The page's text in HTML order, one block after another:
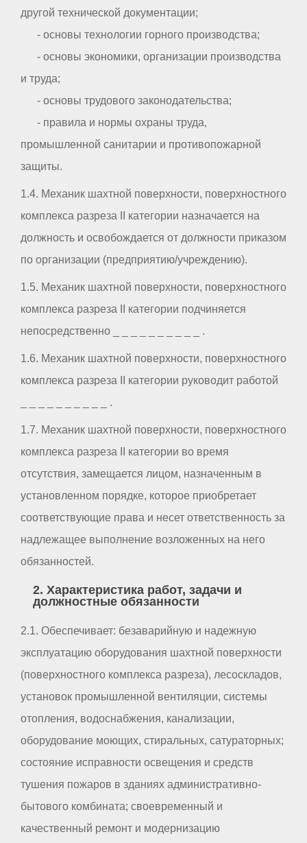
другой технической документации;
- основы технологии горного производства;
- основы экономики, организации производства
и труда;
- основы трудового законодательства;
- правила и нормы охраны труда,
промышленной санитарии и противопожарной
защиты.
1.4. Механик шахтной поверхности, поверхностного
комплекса разреза II категории назначается на
должность и освобождается от должности приказом
по организации (предприятию/учреждению).
1.5. Механик шахтной поверхности, поверхностного
комплекса разреза II категории подчиняется
непосредственно _ _ _ _ _ _ _ _ _ _ .
1.6. Механик шахтной поверхности, поверхностного
комплекса разреза II категории руководит работой
_ _ _ _ _ _ _ _ _ _ .
1.7. Механик шахтной поверхности, поверхностного
комплекса разреза II категории во время
отсутствия, замещается лицом, назначенным в
установленном порядке, которое приобретает
соответствующие права и несет ответственность за
надлежащее выполнение возложенных на него
обязанностей.
2. Характеристика работ, задачи и
должностные обязанности
2.1. Обеспечивает: безаварийную и надежную
эксплуатацию оборудования шахтной поверхности
(поверхностного комплекса разреза), лесоскладов,
установок промышленной вентиляции, системы
отопления, водоснабжения, канализации,
оборудование моющих, стиральных, сатураторных;
состояние исправности освещения и средств
тушения пожаров в зданиях административно-
бытового комбината; своевременный и
качественный ремонт и модернизацию